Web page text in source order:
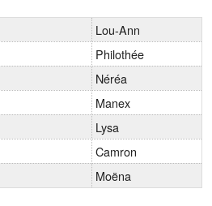
Lou-Ann
Philothée
Néréa
Manex
Lysa
Camron
Moëna